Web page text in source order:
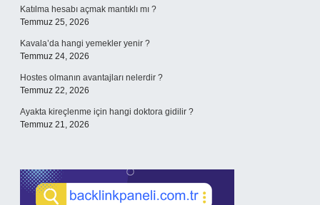
Katılma hesabı açmak mantıklı mı ?
Temmuz 25, 2026
Kavala’da hangi yemekler yenir ?
Temmuz 24, 2026
Hostes olmanın avantajları nelerdir ?
Temmuz 22, 2026
Ayakta kireçlenme için hangi doktora gidilir ?
Temmuz 21, 2026